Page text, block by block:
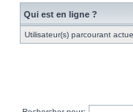
Qui est en ligne ?
Utilisateur(s) parcourant